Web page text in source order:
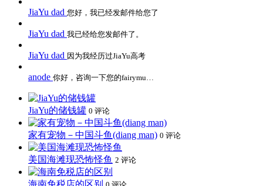
JiaYu dad 您好，我已经发邮件给您了
JiaYu dad 我已经给您发邮件了。
JiaYu dad 因为我经历过JiaYu高考
anode 你好，咨询一下您的fairymu…
JiaYu的储钱罐 0 评论
家有宠物－中国斗鱼(diang man) 0 评论
美国海滩现恐怖怪鱼 2 评论
海南免税店的区别